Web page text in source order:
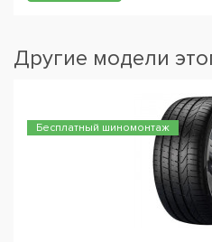
Другие модели
Бесплатный шиномонтаж